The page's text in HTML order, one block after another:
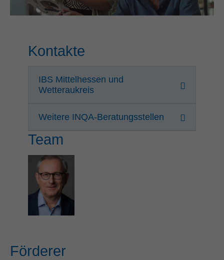
Kontakte
IBS Mittelhessen und
Wetteraukreis
Weitere INQA-Beratungsstellen
Team
Förderer